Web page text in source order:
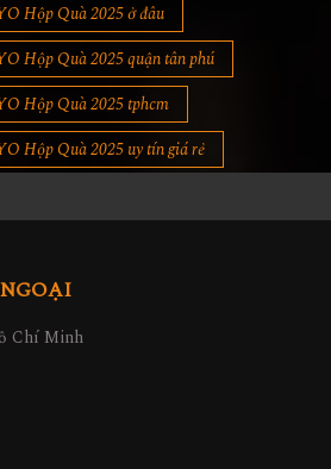
Hộp Quà 2025 ở đâu
Hộp Quà 2025 quận tân phú
Hộp Quà 2025 tphcm
Hộp Quà 2025 uy tín giá rẻ
Chí Minh